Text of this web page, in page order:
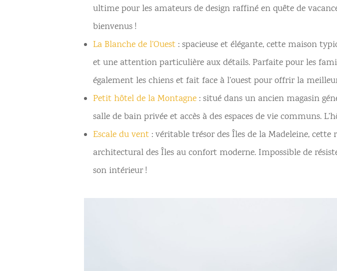
ultime pour les amateurs de design raffiné en quête de
bienvenus !
La Blanche de l’Ouest : spacieuse et élégante, cette maison
et une attention particulière aux détails. Parfaite pour les
également les chiens et fait face à l’ouest pour offrir la
Petit hôtel de la Montagne : situé dans un ancien magasin
salle de bain privée et accès à des espaces de vie communs.
Escale du vent : véritable trésor des Îles de la Madeleine,
architectural des Îles au confort moderne. Impossible de
son intérieur !